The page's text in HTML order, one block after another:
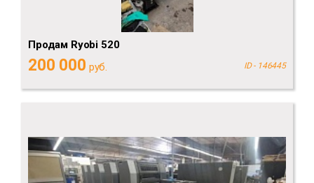
Продам Ryobi 520
200 000 руб. ID - 146445